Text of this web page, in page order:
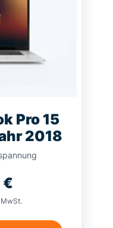
Pro 15
2018
€
MwSt.